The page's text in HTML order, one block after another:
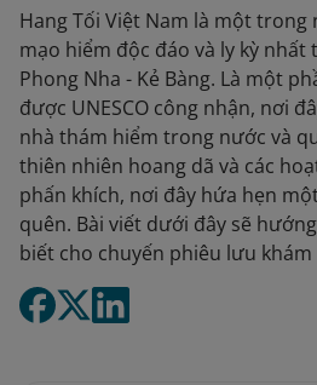
Hang Tối Việt Nam là một
mạo hiểm độc đáo và ly kỳ nhất
Phong Nha - Kẻ Bàng. Là một
được UNESCO công nhận, nơi
nhà thám hiểm trong nước và
thiên nhiên hoang dã và các
phấn khích, nơi đây hứa hẹn
quên. Bài viết dưới đây sẽ
biết cho chuyến phiêu lưu khám